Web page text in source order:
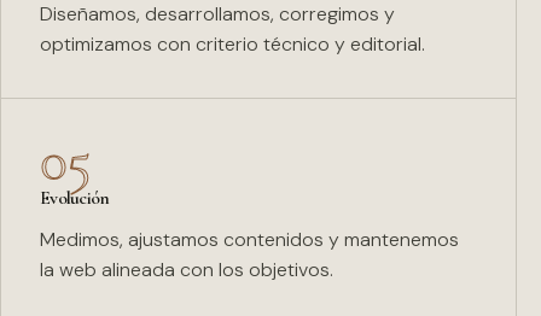
Diseñamos, desarrollamos, corregimos y
optimizamos con criterio técnico y editorial.
05
Evolución
Medimos, ajustamos contenidos y mantenemos
la web alineada con los objetivos.